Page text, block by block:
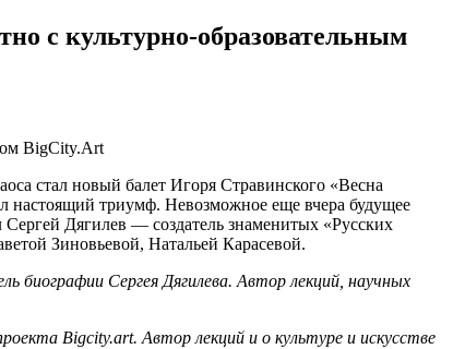
с культурно-образовательным
стал новый балет Игоря Стравинского «Весна
триумф. Невозможное еще вчера будущее
Дягилев — создатель знаменитых «Русских
Зиновьевой, Натальей Карасевой.
биографии Сергея Дягилева. Автор лекций, научных
Bigcity.art. Автор лекций и о культуре и искусстве